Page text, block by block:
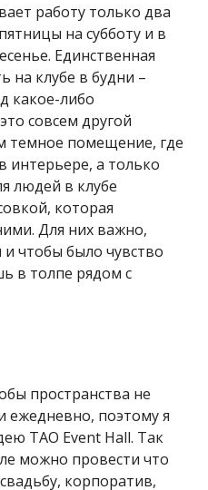
работу только два
на субботу и в
Единственная
на клубе в будни –
какое-либо
совсем другой
темное помещение, где
интерьере, а только
людей в клубе
которая
Для них важно,
чтобы было чувство
в толпе рядом с
пространства не
ежедневно, поэтому я
ТАО Event Hall. Так
можно провести что
корпоратив,